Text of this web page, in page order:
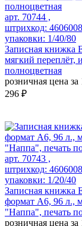
арт. 70744 ,
штрихкод:
упаковки: 1/40/80
Записная книжка
мягкий переплёт,
полноцветная
розничная цена за
296 ₽
арт. 70743 ,
штрихкод:
упаковки: 1/20/40
Записная
формат А6, 96 л.,
"Наппа", печать
розничная цена за